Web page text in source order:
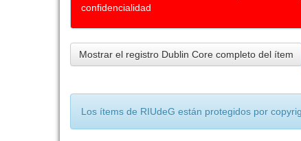
confidencialidad
Mostrar el registro Dublin Core completo del ítem
Los ítems de RIUdeG están protegidos por